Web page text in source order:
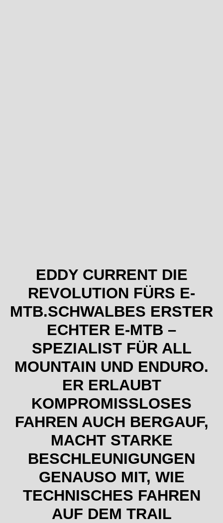
EDDY CURRENT DIE
REVOLUTION FÜRS E-
MTB.SCHWALBES ERSTER
ECHTER E-MTB –
SPEZIALIST FÜR ALL
MOUNTAIN UND ENDURO.
ER ERLAUBT
KOMPROMISSLOSES
FAHREN AUCH BERGAUF,
MACHT STARKE
BESCHLEUNIGUNGEN
GENAUSO MIT, WIE
TECHNISCHES FAHREN
AUF DEM TRAIL